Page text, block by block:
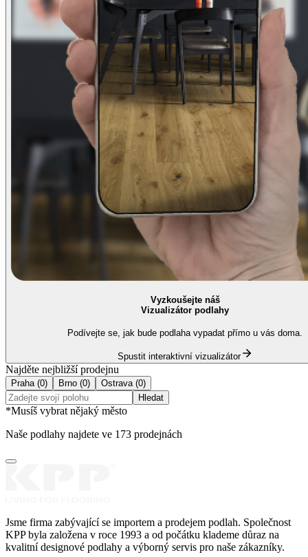
Vyzkoušejte náš
Vizualizátor podlahy
Podívejte se, jak bude podlaha vypadat přímo u vás doma.
Spustit interaktivní vizualizátor
Najděte nejbližší prodejnu
Praha (0) Brno (0) Ostrava (0)
Hledat
*Musíš vybrat nějaký město
Naše podlahy najdete ve 173 prodejnách
Jsme firma zabývající se importem a prodejem podlah. Společnost
KPP byla založena v roce 1993 a od počátku klademe důraz na
kvalitní designové podlahy a výborný servis pro naše zákazníky.